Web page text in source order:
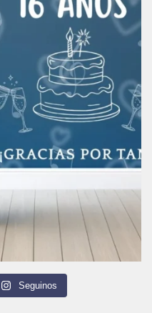
Seguinos